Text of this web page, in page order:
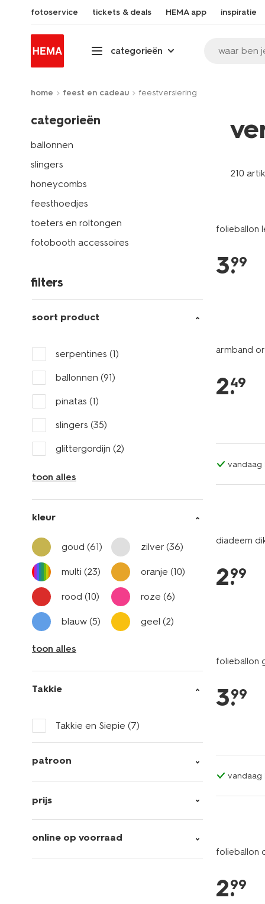
fotoservice tickets & deals HEMA app inspiratie
categorieën waar ben
home feest en cadeau feestversiering
categorieën
ballonnen
slingers
honeycombs
feesthoedjes
toeters en roltongen
fotobooth accessoires
filters
soort product
serpentines (1)
ballonnen (91)
pinatas (1)
slingers (35)
glittergordijn (2)
toon alles
kleur
goud (61) zilver(36)
multi (23) oranje(10)
rood (10) roze(6)
blauw (5) geel(2)
toon alles
Takkie
Takkie en Siepie (7)
patroon
prijs
online op voorraad
210
folieballon
3.
99
armband
2.
49
vandaag
diadeem
2.
99
folieballon
3.
99
vandaag
folieballon
2.
99